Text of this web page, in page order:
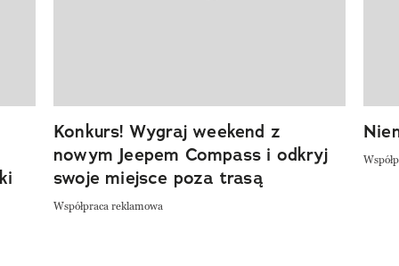
Konkurs! Wygraj weekend z
nowym Jeepem Compass i odkryj
swoje miejsce poza trasą
Współpraca reklamowa